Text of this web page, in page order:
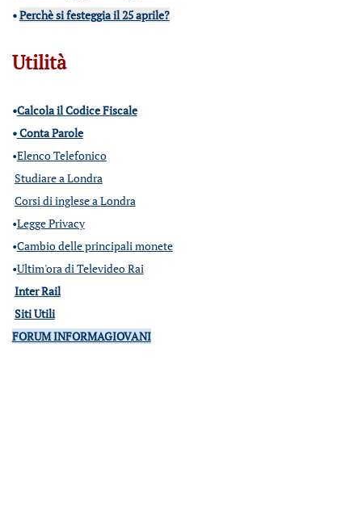
•Perchè si festeggia il 25 aprile?
Utilità
•Calcola il Codice Fiscale
•Conta Parole
•Elenco Telefonico
Studiare a Londra
Corsi di inglese a Londra
•Legge Privacy
•Cambio delle principali monete
•Ultim'ora di Televideo Rai
Inter Rail
Siti Utili
FORUM INFORMAGIOVANI